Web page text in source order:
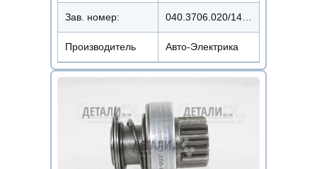
Зав. номер:
Производитель Авто-Электрика